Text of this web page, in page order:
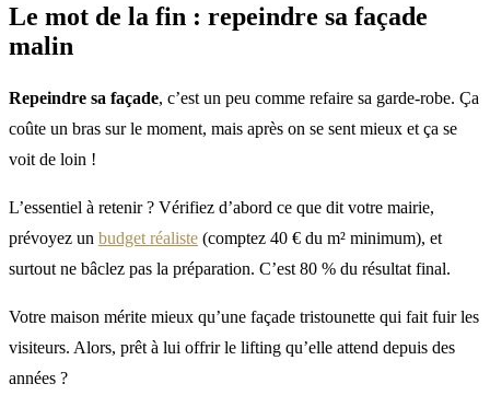
Le mot de la fin : repeindre sa façade
malin
Repeindre sa façade, c’est un peu comme refaire sa garde-robe. Ça
coûte un bras sur le moment, mais après on se sent mieux et ça se
voit de loin !
L’essentiel à retenir ? Vérifiez d’abord ce que dit votre mairie,
prévoyez un budget réaliste (comptez 40 € du m² minimum), et
surtout ne bâclez pas la préparation. C’est 80 % du résultat final.
Votre maison mérite mieux qu’une façade tristounette qui fait fuir les
visiteurs. Alors, prêt à lui offrir le lifting qu’elle attend depuis des
années ?